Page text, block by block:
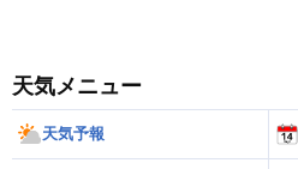
天気メニュー
天気予報